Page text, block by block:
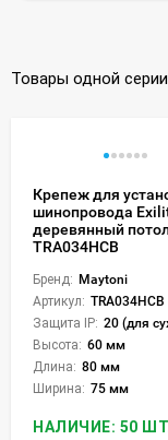
Товары одной серии
Крепеж для
шинопровода
деревянный
TRA034HCB
Бренд: Maytoni
Артикул: TRA034HCB
Защита IP: 20 (для
Высота: 60 мм
Длина: 80 мм
Ширина: 75 мм
НАЛИЧИЕ: 50